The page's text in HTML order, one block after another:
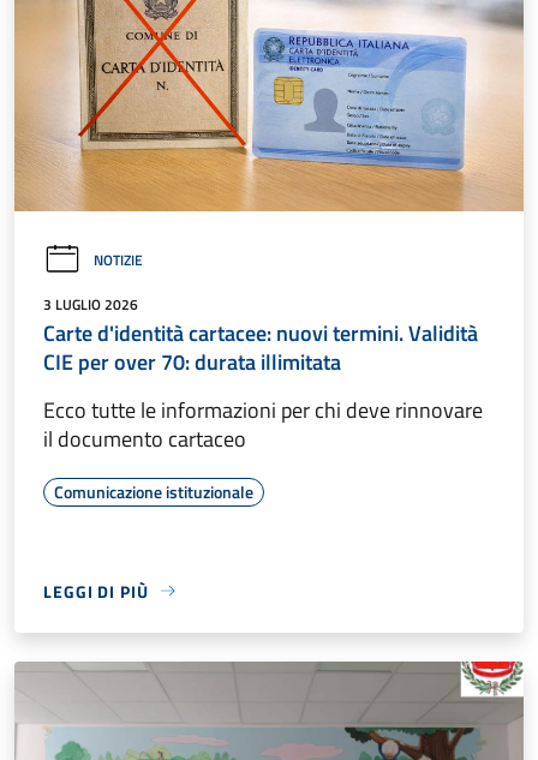
NOTIZIE
3 LUGLIO 2026
Carte d'identità cartacee: nuovi termini. Validità
CIE per over 70: durata illimitata
Ecco tutte le informazioni per chi deve rinnovare
il documento cartaceo
Comunicazione istituzionale
LEGGI DI PIÙ